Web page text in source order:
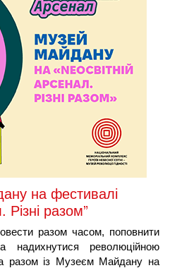
на фестивалі
Різні разом”
разом часом, поповнити
надихнутися революційною
разом із Музеєм Майдану на